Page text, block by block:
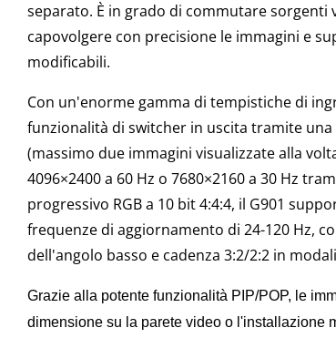
separato. È in grado di commutare sorgenti
capovolgere con precisione le immagini e
modificabili.
Con un'enorme gamma di tempistiche di
funzionalità di switcher in uscita tramite
(massimo due immagini visualizzate alla
4096×2400 a 60 Hz o 7680×2160 a 30 Hz
progressivo RGB a 10 bit 4:4:4, il G901
frequenze di aggiornamento di 24-120 Hz,
dell'angolo basso e cadenza 3:2/2:2 in
Grazie alla potente funzionalità PIP/POP, le
dimensione su la parete video o l'installazione